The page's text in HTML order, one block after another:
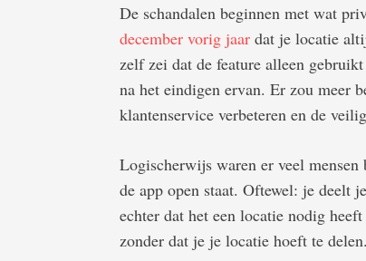
De schandalen beginnen met wat
december vorig jaar dat je locatie
zelf zei dat de feature alleen
na het eindigen ervan. Er zou meer
klantenservice verbeteren en de
Logischerwijs waren er veel
de app open staat. Oftewel: je deelt
echter dat het een locatie nodig
zonder dat je je locatie hoeft te delen.